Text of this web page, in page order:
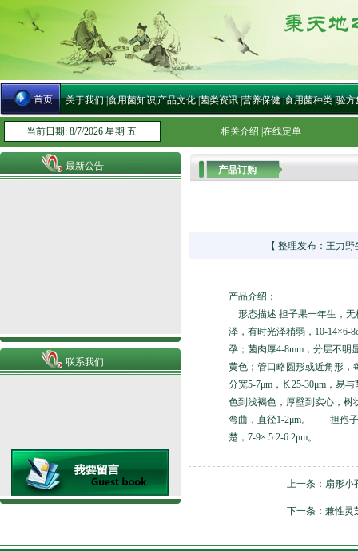
首页 关于我们|食用菌知识|产品文化|菌类资讯|营养保健|食用菌种类|验方
当前日期: 8/7/2026 星期 五 相关介绍 在线定单
最新公告
联系我们
产品订购
【 整理发布：王力
产品介绍：
形态描述 担子果一年生，无
泽，有时光泽稍弱，10-14×6-
孕；菌肉厚4-8mm，分层不明
黄色；管口略圆形或近角形
分宽5-7μm，长25-30μm，易
色到浅褐色，厚壁到实心，树
弯曲，直径1-2μm。 担孢子
楚，7-9× 5.2-6.2μm。
上一条： 扇形小
下一条： 兼性灵